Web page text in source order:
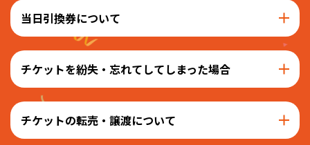
当日引換券について
チケットを紛失・忘れてしてしまった場合
チケットの転売・譲渡について